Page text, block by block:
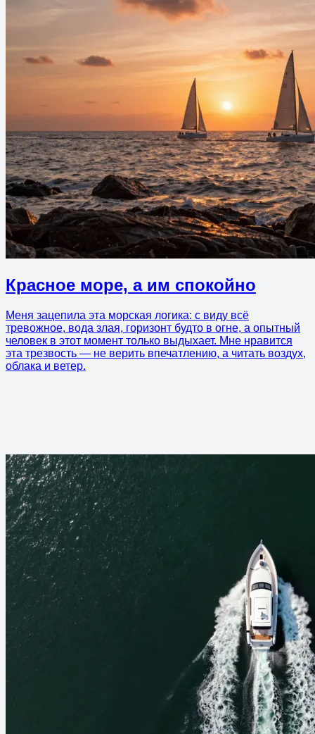
Красное море, а им спокойно
Меня зацепила эта морская логика: с виду всё
тревожное, вода злая, горизонт будто в огне, а опытный
человек в этот момент только выдыхает. Мне нравится
эта трезвость — не верить впечатлению, а читать воздух,
облака и ветер.